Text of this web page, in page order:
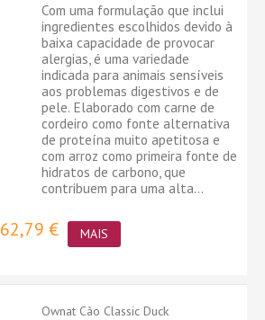
Com uma formulação que inclui
ingredientes escolhidos devido à
baixa capacidade de provocar
alergias, é uma variedade
indicada para animais sensíveis
aos problemas digestivos e de
pele. Elaborado com carne de
cordeiro como fonte alternativa
de proteína muito apetitosa e
com arroz como primeira fonte de
hidratos de carbono, que
contribuem para uma alta...
62,79 € MAIS
Ownat Cão Classic Duck